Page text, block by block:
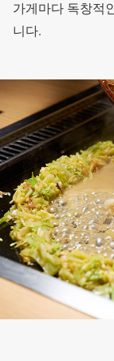
가게마다 독창적
니다.